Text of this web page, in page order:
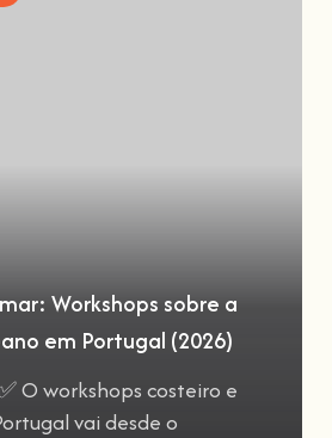
Workshops sobre a
em Portugal (2026)
O workshops costeiro e
vai desde o